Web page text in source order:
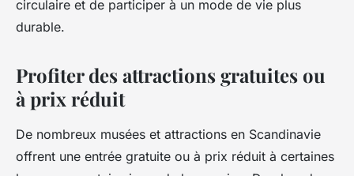
circulaire et de participer à un mode de vie plus
durable.
Profiter des attractions gratuites ou
à prix réduit
De nombreux musées et attractions en Scandinavie
offrent une entrée gratuite ou à prix réduit à certaines